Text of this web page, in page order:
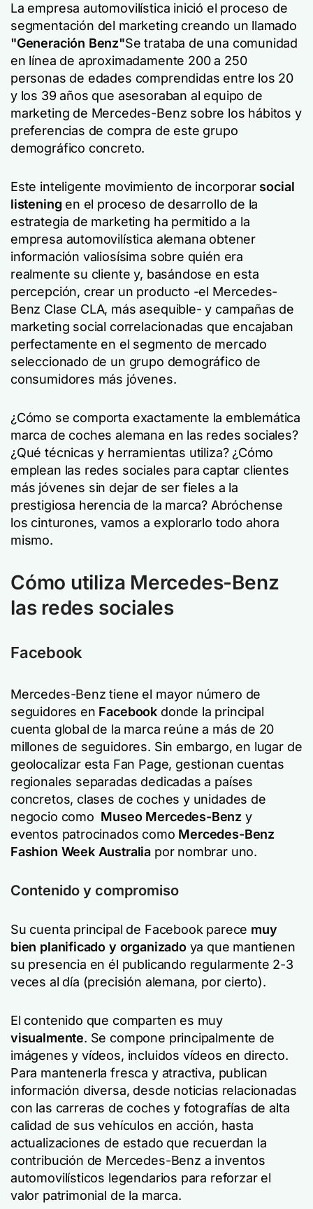
La empresa automovilística inició el proceso de
segmentación del marketing creando un llamado
"Generación Benz"Se trataba de una comunidad
en línea de aproximadamente 200 a 250
personas de edades comprendidas entre los 20
y los 39 años que asesoraban al equipo de
marketing de Mercedes-Benz sobre los hábitos y
preferencias de compra de este grupo
demográfico concreto.
Este inteligente movimiento de incorporar social
listening en el proceso de desarrollo de la
estrategia de marketing ha permitido a la
empresa automovilística alemana obtener
información valiosísima sobre quién era
realmente su cliente y, basándose en esta
percepción, crear un producto -el Mercedes-
Benz Clase CLA, más asequible- y campañas de
marketing social correlacionadas que encajaban
perfectamente en el segmento de mercado
seleccionado de un grupo demográfico de
consumidores más jóvenes.
¿Cómo se comporta exactamente la emblemática
marca de coches alemana en las redes sociales?
¿Qué técnicas y herramientas utiliza? ¿Cómo
emplean las redes sociales para captar clientes
más jóvenes sin dejar de ser fieles a la
prestigiosa herencia de la marca? Abróchense
los cinturones, vamos a explorarlo todo ahora
mismo.
Cómo utiliza Mercedes-Benz
las redes sociales
Facebook
Mercedes-Benz tiene el mayor número de
seguidores en Facebook donde la principal
cuenta global de la marca reúne a más de 20
millones de seguidores. Sin embargo, en lugar de
geolocalizar esta Fan Page, gestionan cuentas
regionales separadas dedicadas a países
concretos, clases de coches y unidades de
negocio como Museo Mercedes-Benz y
eventos patrocinados como Mercedes-Benz
Fashion Week Australia por nombrar uno.
Contenido y compromiso
Su cuenta principal de Facebook parece muy
bien planificado y organizadoya que mantienen
su presencia en él publicando regularmente 2-3
veces al día (precisión alemana, por cierto).
El contenido que comparten es muy
visualmente. Se compone principalmente de
imágenes y vídeos, incluidos vídeos en directo.
Para mantenerla fresca y atractiva, publican
información diversa, desde noticias relacionadas
con las carreras de coches y fotografías de alta
calidad de sus vehículos en acción, hasta
actualizaciones de estado que recuerdan la
contribución de Mercedes-Benz a inventos
automovilísticos legendarios para reforzar el
valor patrimonial de la marca.